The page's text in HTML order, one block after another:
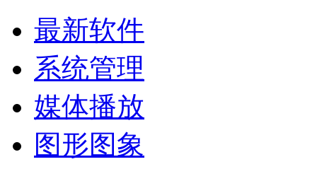
最新软件
系统管理
媒体播放
图形图象